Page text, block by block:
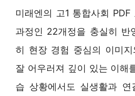
미래엔의 고1 통합사회
과정인 22개정을 충실히 반
히 현장 경험 중심의 이미
잘 어우러져 깊이 있는 이해
습 상황에서도 실생활과 연